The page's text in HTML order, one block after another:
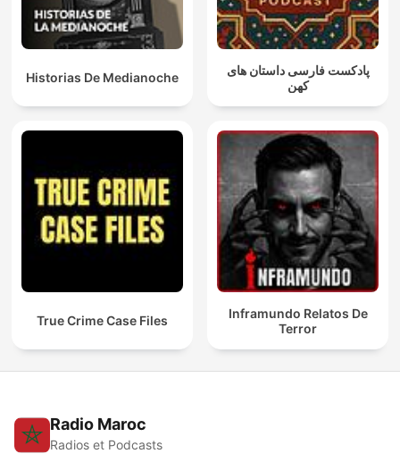
Historias De Medianoche
پادکست فارسی داستان های
کهن
True Crime Case Files
Inframundo Relatos De
Terror
Radio Maroc
Radios et Podcasts